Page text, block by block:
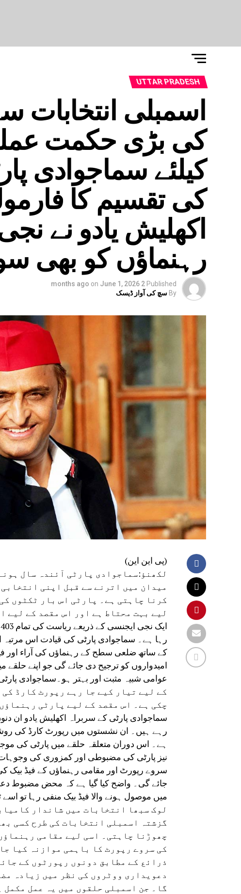
UTTAR PRADESH
اسمبلی انتخابات
کی بڑی حکمت
کیلئے سماجوادی
کی تقسیم کا
اکھلیش یادو نے
رہنماؤں کو بھی
Published
2 months ago
on June 1, 2026
By سچ کی آواز ڈیسک
(پی این این)
لکھنؤ:سماجوادی پارٹی آئندہ سال
میدان میں اترنے سے قبل اپنی
کرنا چاہتی ہے۔ پارٹی اس بار ٹکٹوں
لیے بہت محتاط ہے اور اس مقصد کے لیے
رہا ہے۔ سماجوادی پارٹی کی قیادت اس مرتبہ
کے ساتھ ضلعی سطح کے رہنماؤں کی آراء اور
امیدواروں کو ترجیح دی جائے گی جو اپنے
کے لیے تیار کیے جا رہے رپورٹ کارڈ
چکی ہے۔ اس مقصد کے لیے پارٹی
سماجوادی پارٹی کے سربراہ اکھلیش یادو ان
رہے ہیں۔ ان نشستوں میں رپورٹ کارڈ کی
ہے۔ اس دوران متعلقہ حلقے میں پارٹی کی
نیز پارٹی کی مضبوطی اور کمزوری کی وجوہات
سروے رپورٹ اور مقامی رہنماؤں کے فیڈ بیک
جائے گی۔ واضح کیا گیا ہے کہ محض مضبوط
میں موصول ہونے والا فیڈ بیک منفی رہا تو
لوک سبھا انتخابات میں شاندار
گزشتہ اسمبلی انتخابات کی طرح کسی
چھوڑنا چاہتی۔ اسی لیے مقامی
کی سروے رپورٹ کا باہمی موازنہ کیا
ذرائع کے مطابق دونوں رپورٹوں کے
دعویداری ووٹروں کی نظر میں زیادہ
گا۔ جن اسمبلی حلقوں میں یہ عمل